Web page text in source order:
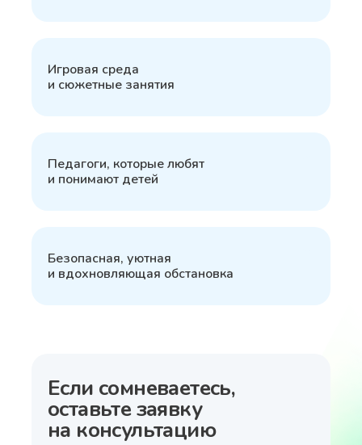
Игровая среда
и сюжетные занятия
Педагоги, которые любят
и понимают детей
Безопасная, уютная
и вдохновляющая обстановка
Если сомневаетесь,
оставьте заявку
на консультацию